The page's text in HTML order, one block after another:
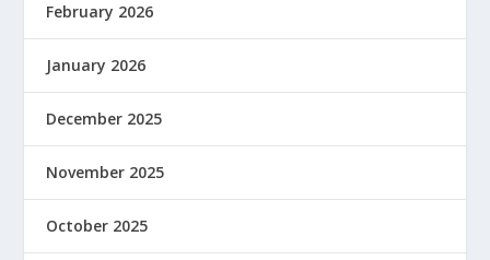
February 2026
January 2026
December 2025
November 2025
October 2025